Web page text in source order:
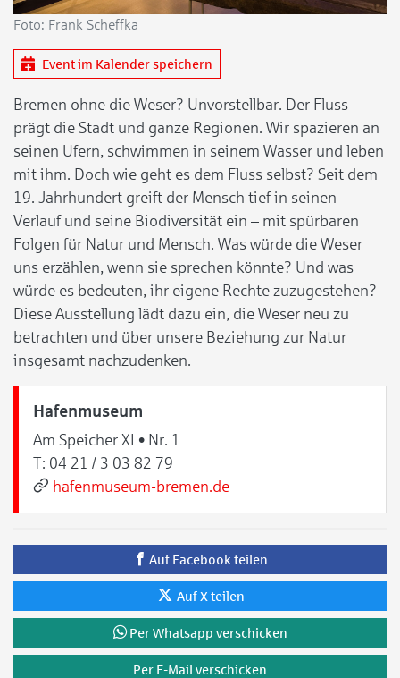
Foto: Frank Scheffka
Event im Kalender speichern
Bremen ohne die Weser? Unvorstellbar. Der Fluss
prägt die Stadt und ganze Regionen. Wir spazieren an
seinen Ufern, schwimmen in seinem Wasser und leben
mit ihm. Doch wie geht es dem Fluss selbst? Seit dem
19. Jahrhundert greift der Mensch tief in seinen
Verlauf und seine Biodiversität ein – mit spürbaren
Folgen für Natur und Mensch. Was würde die Weser
uns erzählen, wenn sie sprechen könnte? Und was
würde es bedeuten, ihr eigene Rechte zuzugestehen?
Diese Ausstellung lädt dazu ein, die Weser neu zu
betrachten und über unsere Beziehung zur Natur
insgesamt nachzudenken.
Hafenmuseum
Am Speicher XI • Nr. 1
T: 04 21 / 3 03 82 79
hafenmuseum-bremen.de
Auf Facebook teilen
Auf X teilen
Per Whatsapp verschicken
Per E-Mail verschicken